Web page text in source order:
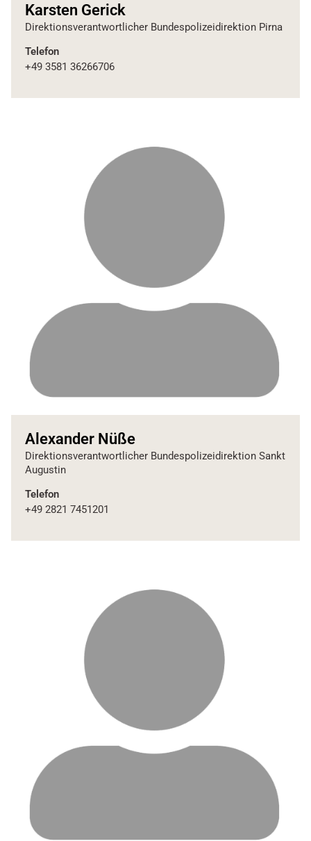
Karsten Gerick
Direktionsverantwortlicher Bundespolizeidirektion Pirna
Telefon
+49 3581 36266706
Alexander Nüße
Direktionsverantwortlicher Bundespolizeidirektion Sankt
Augustin
Telefon
+49 2821 7451201